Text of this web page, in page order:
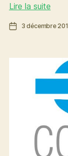
Lire la suitePas
prise
en
de
Date3 décembre